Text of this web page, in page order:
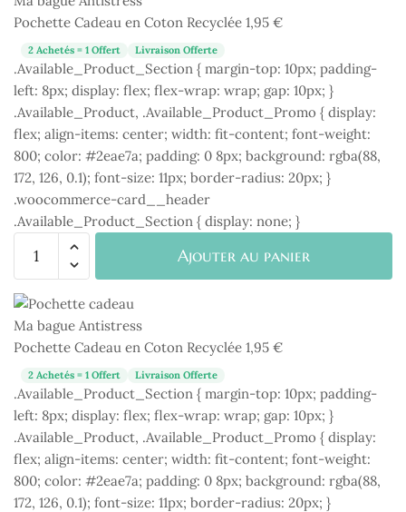
Pochette Cadeau en Coton Recyclée 1,95 €
2 Achetés = 1 Offert Livraison Offerte
.Available_Product_Section { margin-top: 10px; padding-
left: 8px; display: flex; flex-wrap: wrap; gap: 10px; }
.Available_Product, .Available_Product_Promo { display:
flex; align-items: center; width: fit-content; font-weight:
800; color: #2eae7a; padding: 0 8px; background: rgba(88,
172, 126, 0.1); font-size: 11px; border-radius: 20px; }
.woocommerce-card__header
.Available_Product_Section { display: none; }
Cadeau
en
Coton
Recyclée
Ajouter au panier
Pochette Cadeau en Coton Recyclée 1,95 €
2 Achetés = 1 Offert Livraison Offerte
.Available_Product_Section { margin-top: 10px; padding-
left: 8px; display: flex; flex-wrap: wrap; gap: 10px; }
.Available_Product, .Available_Product_Promo { display:
flex; align-items: center; width: fit-content; font-weight:
800; color: #2eae7a; padding: 0 8px; background: rgba(88,
172, 126, 0.1); font-size: 11px; border-radius: 20px; }